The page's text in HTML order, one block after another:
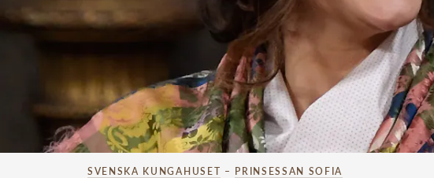
SVENSKA KUNGAHUSET – PRINSESSAN SOFIA